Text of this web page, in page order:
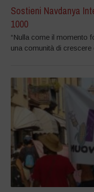
Sostieni Navdanya
1000
“Nulla come il momento
una comunità di crescere